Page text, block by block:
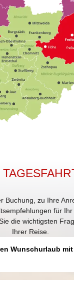
Buchung, zu Ihre
für
die wichtigsten
Ihrer Reise.
Wunschurlaub mit
ganz einfach